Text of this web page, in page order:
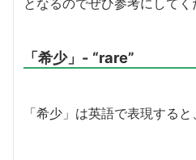
「希少」- “rare”
「希少」は英語で表現すると